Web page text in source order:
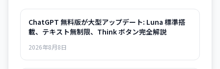
ChatGPT 無料版が大型アップデート: Luna 標準搭
載、テキスト無制限、Think ボタン完全解説
2026年8月8日